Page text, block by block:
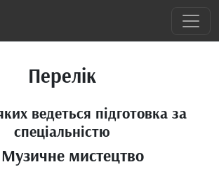
Перелік
ведеться підготовка за
спеціальністю
мистецтво